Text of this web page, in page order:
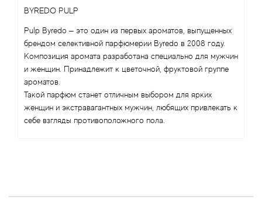
BYREDO PULP
Pulp Byredo – это один из первых ароматов, выпущенных
брендом селективной парфюмерии Byredo в 2008 году.
Композиция аромата разработана специально для мужчин
и женщин. Принадлежит к цветочной, фруктовой группе
ароматов.
Такой парфюм станет отличным выбором для ярких
женщин и экстравагантных мужчин, любящих привлекать к
себе взгляды противоположного пола.
Alyson Oldoini
Alyssa Ashley
American Crew
Amouage